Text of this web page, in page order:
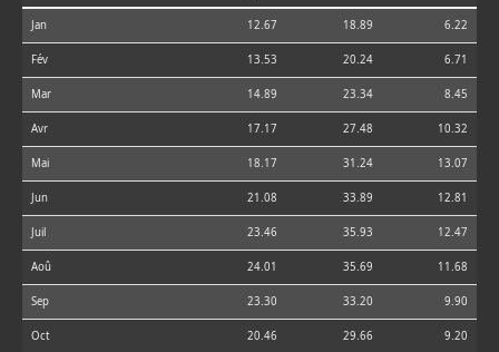
Jan 12.67 18.89 6.22
Fév 13.53 20.24 6.71
Mar 14.89 23.34 8.45
Avr 17.17 27.48 10.32
Mai 18.17 31.24 13.07
Jun 21.08 33.89 12.81
Juil 23.46 35.93 12.47
Aoû 24.01 35.69 11.68
Sep 23.30 33.20 9.90
Oct 20.46 29.66 9.20